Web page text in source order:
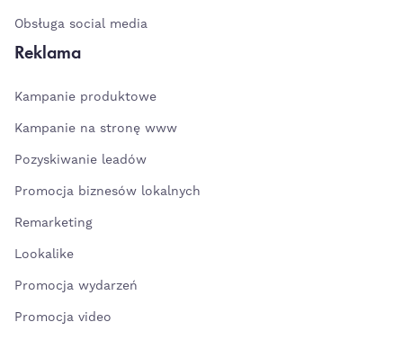
Obsługa social media
Reklama
Kampanie produktowe
Kampanie na stronę www
Pozyskiwanie leadów
Promocja biznesów lokalnych
Remarketing
Lookalike
Promocja wydarzeń
Promocja video